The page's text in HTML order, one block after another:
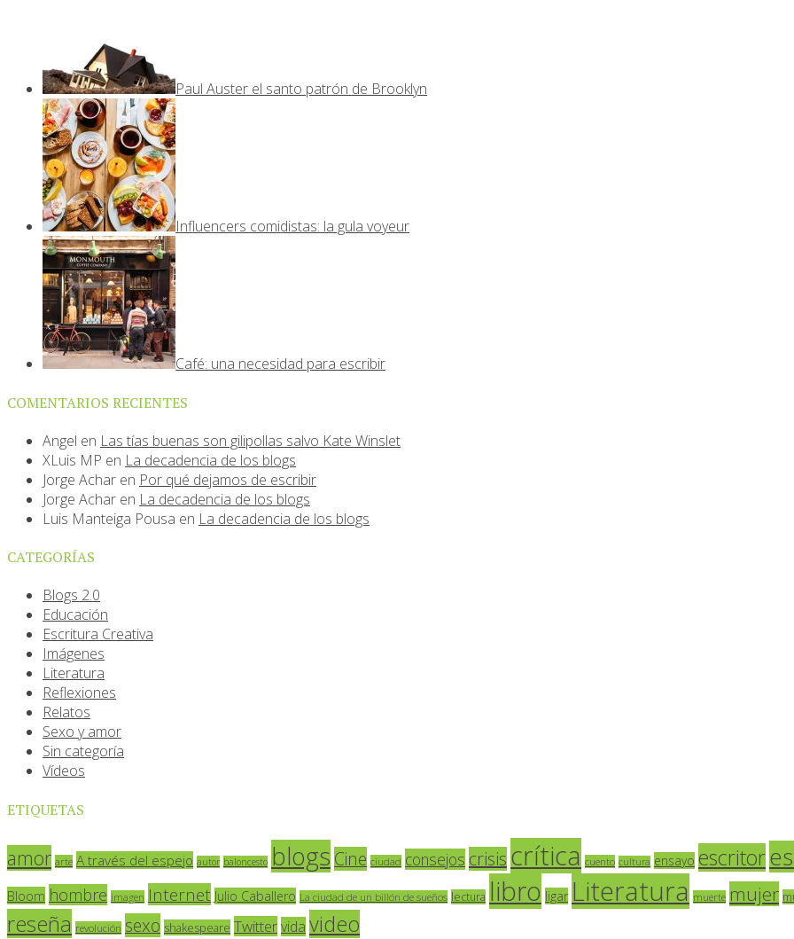
Paul Auster el santo patrón de Brooklyn
Influencers comidistas: la gula voyeur
Café: una necesidad para escribir
COMENTARIOS RECIENTES
Angel en Las tías buenas son gilipollas salvo Kate Winslet
XLuis MP en La decadencia de los blogs
Jorge Achar en Por qué dejamos de escribir
Jorge Achar en La decadencia de los blogs
Luis Manteiga Pousa en La decadencia de los blogs
CATEGORÍAS
Blogs 2.0
Educación
Escritura Creativa
Imágenes
Literatura
Reflexiones
Relatos
Sexo y amor
Sin categoría
Vídeos
ETIQUETAS
amor arte A través del espejo autor baloncesto blogs Cine ciudad consejos crisis crítica cuento cultura ensayo escritor
Bloom hombre imagen Internet Julio Caballero La ciudad de un billón de sueños lectura libro ligar Literatura muerte mujer
reseña revolución sexo shakespeare Twittervida video